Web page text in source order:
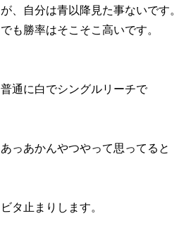
が、自分は青以降見た事ないです。
でも勝率はそこそこ高いです。
普通に白でシングルリーチで
あっあかんやつやって思ってると
ビタ止まりします。